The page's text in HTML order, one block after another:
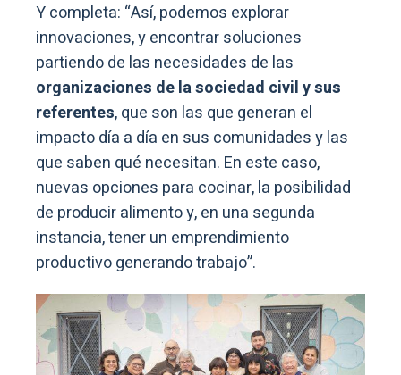
Y completa: “Así, podemos explorar
innovaciones, y encontrar soluciones
partiendo de las necesidades de las
organizaciones de la sociedad civil y sus
referentes, que son las que generan el
impacto día a día en sus comunidades y las
que saben qué necesitan. En este caso,
nuevas opciones para cocinar, la posibilidad
de producir alimento y, en una segunda
instancia, tener un emprendimiento
productivo generando trabajo”.